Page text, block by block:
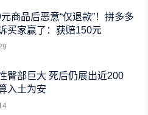
商品后恶意“仅退款”！拼多多
买家赢了：获赔150元
臀部巨大 死后仍展出近200
入土为安